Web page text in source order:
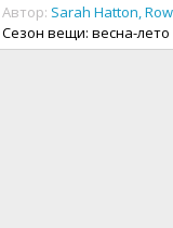
Автор: Sarah Hatton,
Сезон вещи: весна-лето